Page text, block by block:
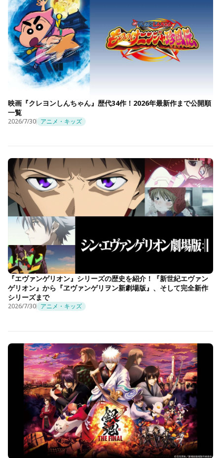
映画『クレヨンしんちゃん』歴代34作！2026年最新作まで公開順
一覧
2026/7/30 アニメ・キッズ
『エヴァンゲリオン』シリーズの歴史を紹介！『新世紀エヴァン
ゲリオン』から『ヱヴァンゲリヲン新劇場版』、そして完全新作
シリーズまで
2026/7/30 アニメ・キッズ